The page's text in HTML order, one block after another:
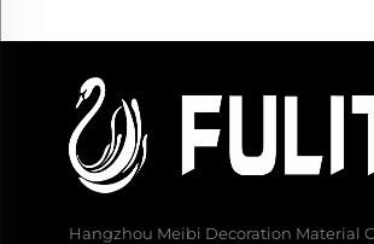
Hangzhou Meibi Decoration Material